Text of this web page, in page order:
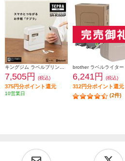
7,505円 (税込)
375円分ポイント還元
10営業日
6,241円 (税込)
312円分ポイント還元
(2件)